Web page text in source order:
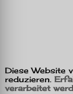
Diese Website
reduzieren.
verarbeitet